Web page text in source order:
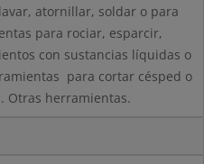
atornillar, soldar o para
para rociar, esparcir,
con sustancias líquidas o
para cortar césped o
Otras herramientas.